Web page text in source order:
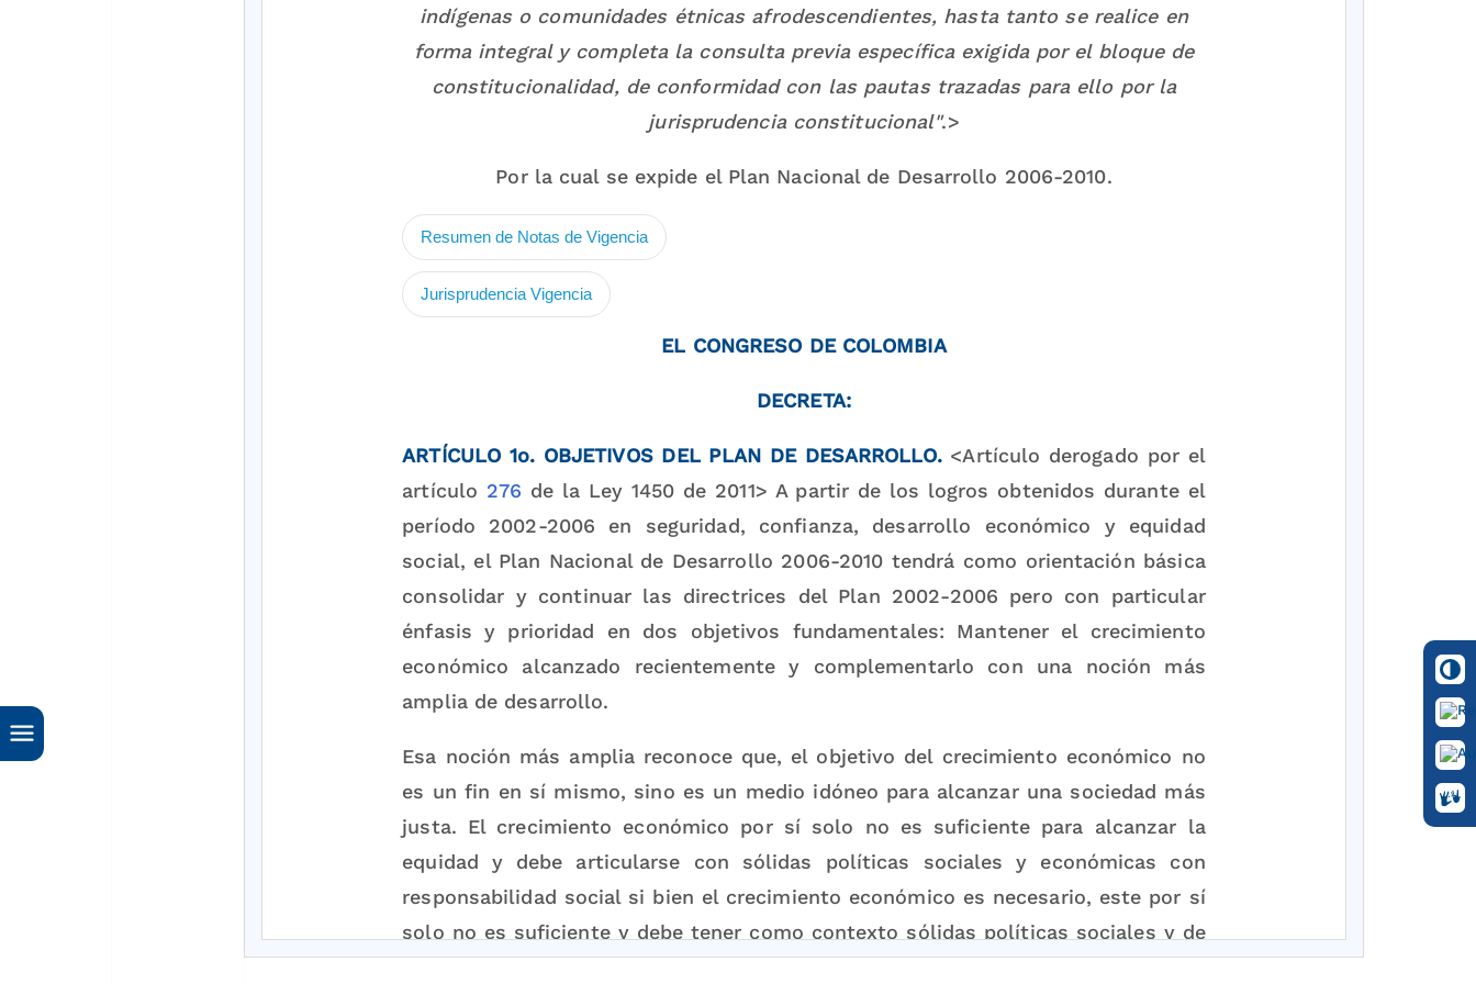
indígenas o comunidades étnicas afrodescendientes, hasta tanto se realice en
forma integral y completa la consulta previa específica exigida por el bloque de
constitucionalidad, de conformidad con las pautas trazadas para ello por la
jurisprudencia constitucional".>
Por la cual se expide el Plan Nacional de Desarrollo 2006-2010.
Resumen de Notas de Vigencia
Jurisprudencia Vigencia
EL CONGRESO DE COLOMBIA
DECRETA:
ARTÍCULO 1o. OBJETIVOS DEL PLAN DE DESARROLLO.<Artículo derogado por el
artículo 276 de la Ley 1450 de 2011> A partir de los logros obtenidos durante el
período 2002-2006 en seguridad, confianza, desarrollo económico y equidad
social, el Plan Nacional de Desarrollo 2006-2010 tendrá como orientación básica
consolidar y continuar las directrices del Plan 2002-2006 pero con particular
énfasis y prioridad en dos objetivos fundamentales: Mantener el crecimiento
económico alcanzado recientemente y complementarlo con una noción más
amplia de desarrollo.
Esa noción más amplia reconoce que, el objetivo del crecimiento económico no
es un fin en sí mismo, sino es un medio idóneo para alcanzar una sociedad más
justa. El crecimiento económico por sí solo no es suficiente para alcanzar la
equidad y debe articularse con sólidas políticas sociales y económicas con
responsabilidad social si bien el crecimiento económico es necesario, este por sí
solo no es suficiente y debe tener como contexto sólidas políticas sociales y de